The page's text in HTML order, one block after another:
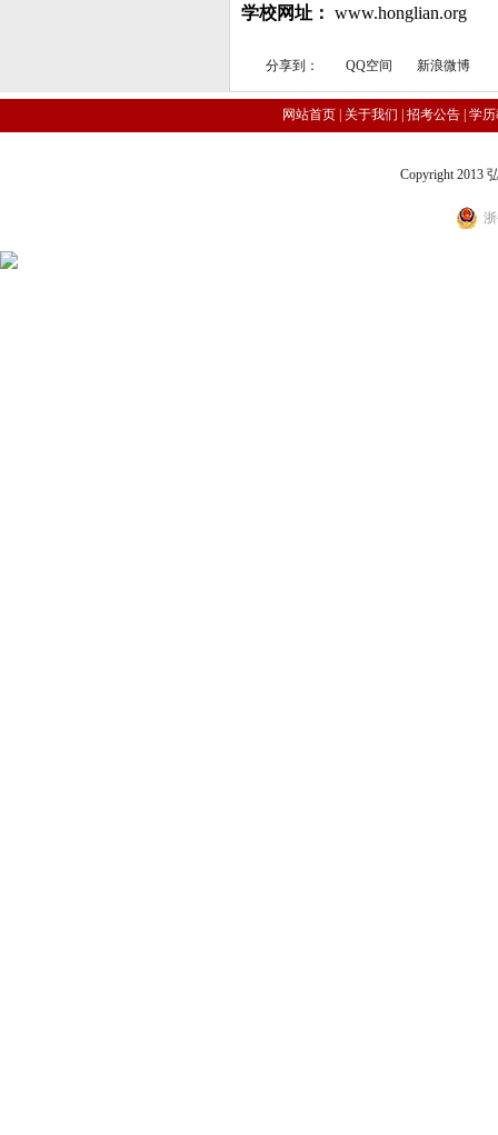
学校网址： www.honglian.org
分享到： QQ空间 新浪微博
网站首页| 关于我们 招考公告| 学
Copyright 2013